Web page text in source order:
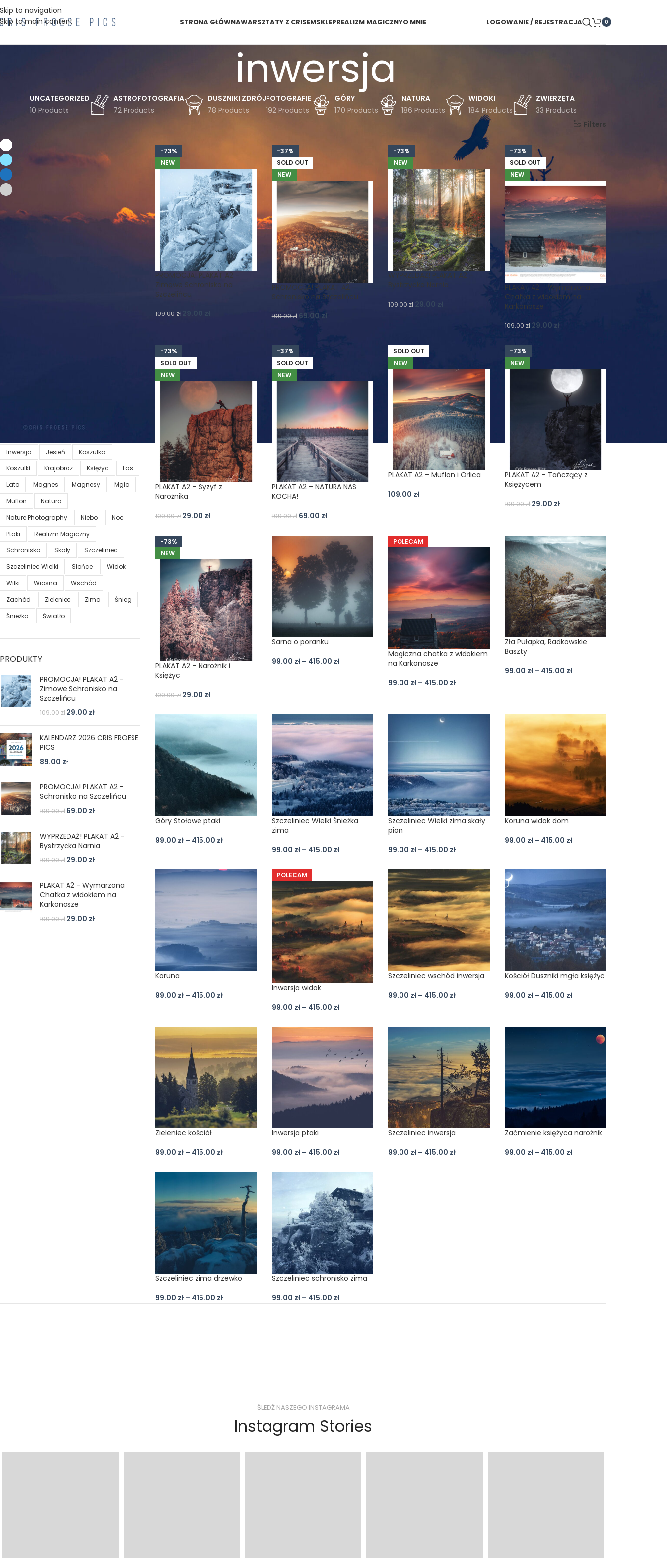
Skip to navigation
Skip to main content
STRONA GŁÓWNAWARSZTATY Z CRISEMSKLEPREALIZM MAGICZNYO MNIE LOGOWANIE / REJESTRACJA 0
inwersja
UNCATEGORIZED
10 Products
ASTROFOTOGRAFIA
72 Products
DUSZNIKI ZDRÓJ
78 Products
FOTOGRAFIE
192 Products
GÓRY
170 Products
NATURA
186 Products
WIDOKI
184 Products
ZWIERZĘTA
33 Products
Inwersja
Jesień
Koszulka
Koszulki
Krajobraz Księżyc
Las
Lato
Magnes Magnesy
Mgła
Muflon
Natura
Nature Photography
Niebo
Noc
Ptaki
Realizm Magiczny
Schronisko
Skały
Szczeliniec
Szczeliniec Wielki
Słońce
Widok
Wilki
Wiosna
Wschód
Zachód
Zieleniec Zima
Śnieg
Śnieżka
Światło
PRODUKTY
PROMOCJA! PLAKAT A2 -
Zimowe Schronisko na
Szczelińcu
109.00zł 29.00 zł
KALENDARZ 2026 CRIS FROESE
PICS
89.00 zł
PROMOCJA! PLAKAT A2 -
Schronisko na Szczelińcu
109.00zł 69.00 zł
WYPRZEDAŻ! PLAKAT A2 -
Bystrzycka Narnia
109.00zł 29.00 zł
PLAKAT A2 - Wymarzona
Chatka z widokiem na
Karkonosze
109.00zł 29.00 zł
Pokaż 9 Filters
-73%
NEW
PROMOCJA! PLAKAT A2 –
Zimowe Schronisko na
Szczelińcu
109.00zł 29.00
-37%
SOLD OUT
NEW
PROMOCJA! PLAKAT A2 –
Schronisko na Szczelińcu
109.00zł 69.00 zł
-73%
NEW
WYPRZEDAŻ! PLAKAT A2 –
Bystrzycka Narnia
109.00zł 29.00 zł
-73%
SOLD OUT
NEW
PLAKAT A2 – Wymarzona
Chatka z widokiem na
Karkonosze
109.00zł 29.00 zł
-73%
SOLD OUT
NEW
PLAKAT A2 – Syzyf z
Narożnika
109.00zł 29.00 zł
-37%
SOLD OUT
NEW
PLAKAT A2 – NATURA NAS
KOCHA!
109.00zł 69.00 zł
SOLD OUT
NEW
PLAKAT A2 – Muflon i Orlica
109.00 zł
-73%
NEW
PLAKAT A2 – Tańczący z
Księżycem
109.00zł 29.00 zł
-73%
NEW
PLAKAT A2 – Narożnik i
Księżyc
109.00zł 29.00 zł
Sarna o poranku
99.00 zł – 415.00 zł
POLECAM
Magiczna chatka z widokiem
na Karkonosze
99.00 zł – 415.00 zł
Zła Pułapka, Radkowskie
Baszty
99.00 zł – 415.00 zł
Góry Stołowe ptaki
99.00 zł – 415.00 zł
Szczeliniec Wielki Śnieżka
zima
99.00 zł – 415.00 zł
Szczeliniec Wielki zima skały
pion
99.00 zł – 415.00 zł
Koruna widok dom
99.00 zł – 415.00 zł
Koruna
99.00 zł – 415.00 zł
POLECAM
Inwersja widok
99.00 zł – 415.00 zł
Szczeliniec wschód inwersja
99.00 zł – 415.00 zł
Kościół Duszniki mgła księżyc
99.00 zł – 415.00 zł
Zieleniec kościół
99.00 zł – 415.00 zł
Inwersja ptaki
99.00 zł – 415.00 zł
Szczeliniec inwersja
99.00 zł – 415.00 zł
Zaćmienie księżyca narożnik
99.00 zł – 415.00 zł
Szczeliniec zima drzewko
99.00 zł – 415.00 zł
Szczeliniec schronisko zima
99.00 zł – 415.00 zł
ŚLEDŹ NASZEGO INSTAGRAMA
Instagram Stories